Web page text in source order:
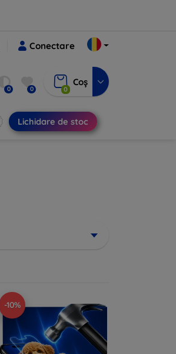
Conectare
0 0 0
Coș
Lichidare de stoc
-10%